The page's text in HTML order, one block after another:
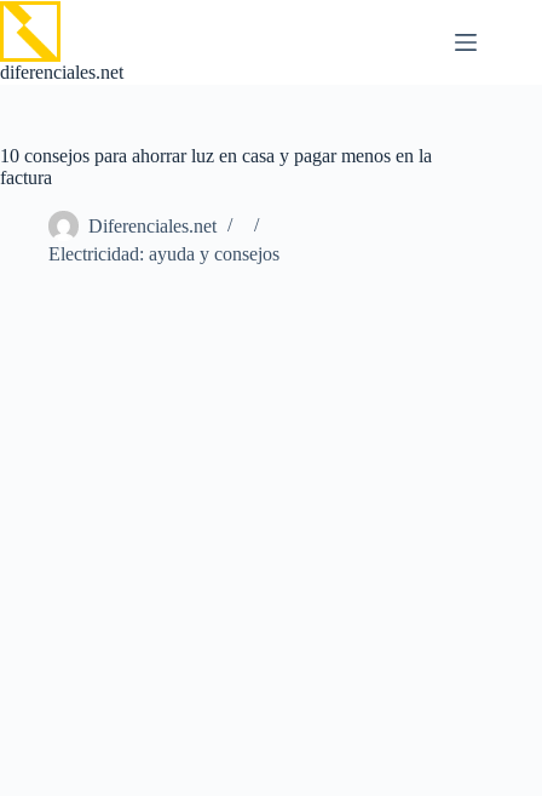
Saltar
contenido
diferenciales.net
10 consejos para ahorrar luz en casa y pagar menos en la
factura
Diferenciales.net
Electricidad: ayuda y consejos